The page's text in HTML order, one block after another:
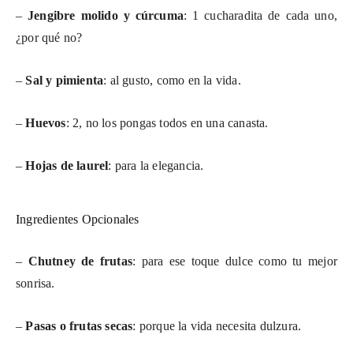
–Jengibre molido y cúrcuma: 1 cucharadita de cada uno,
¿por qué no?
–Sal y pimienta: al gusto, como en la vida.
–Huevos: 2, no los pongas todos en una canasta.
–Hojas de laurel: para la elegancia.
Ingredientes Opcionales
– Chutney de frutas: para ese toque dulce como tu mejor
sonrisa.
–Pasas o frutas secas: porque la vida necesita dulzura.